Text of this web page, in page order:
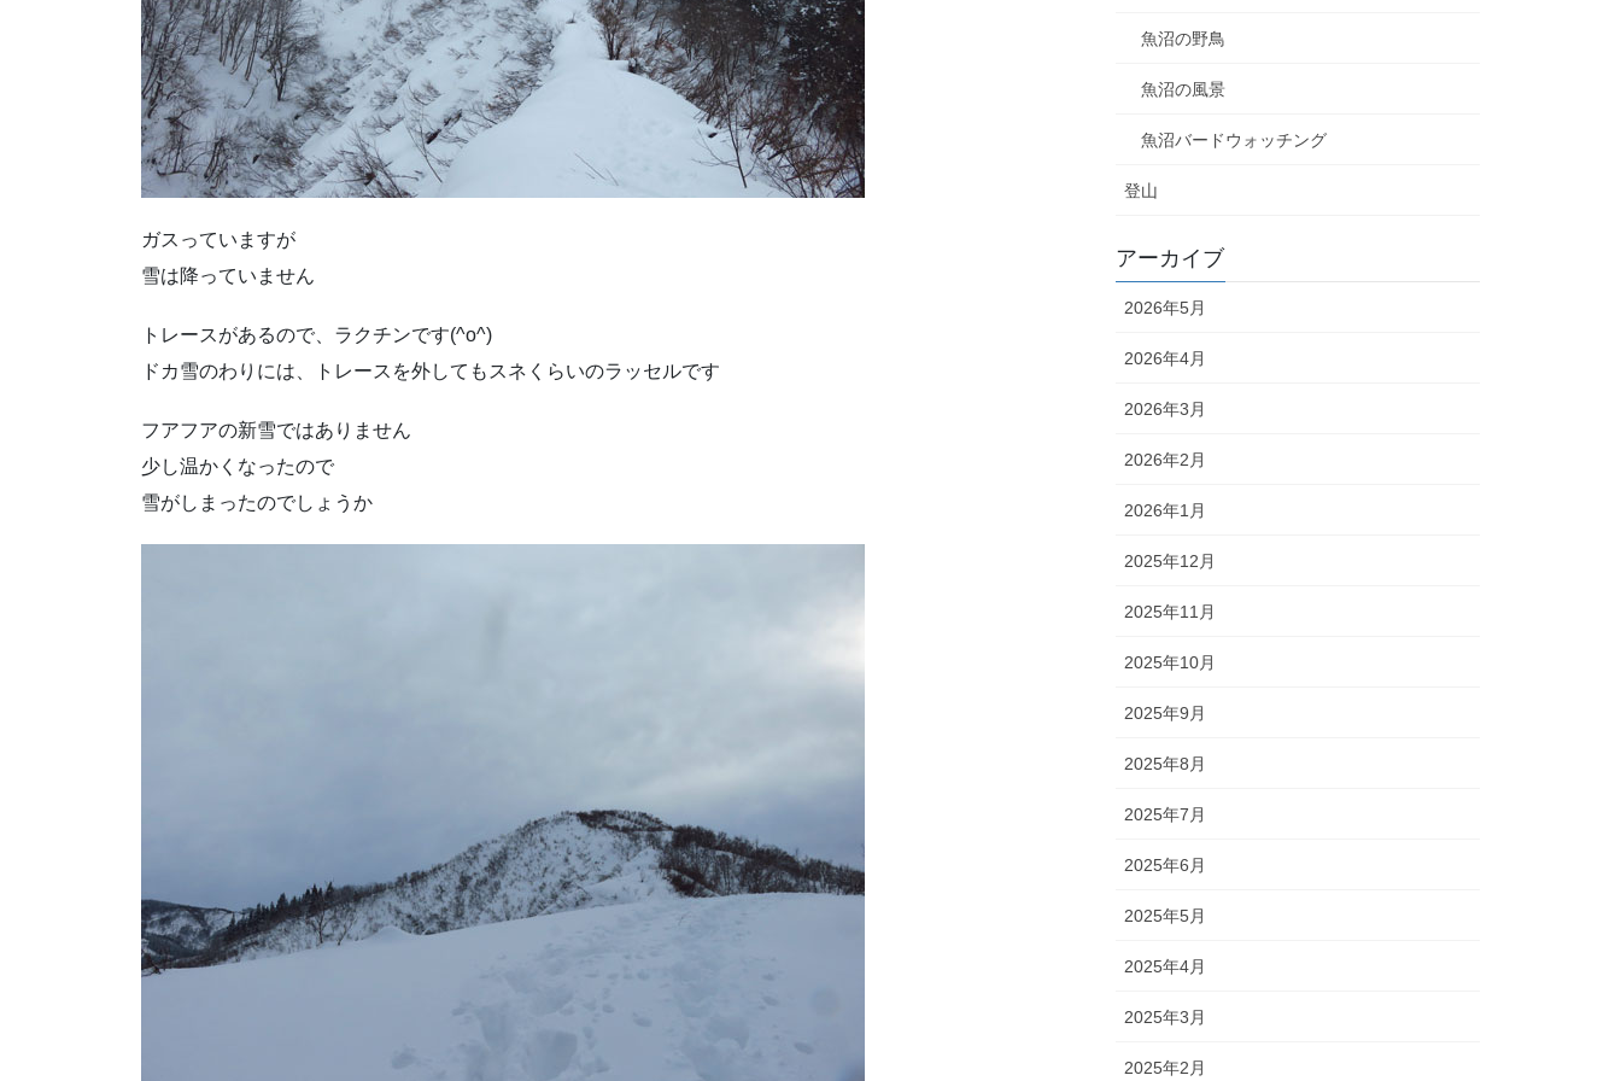
ガスっていますが
雪は降っていません
トレースがあるので、ラクチンです(^o^)
ドカ雪のわりには、トレースを外してもスネくらいのラッセルです
フアフアの新雪ではありません
少し温かくなったので
雪がしまったのでしょうか
魚沼の野鳥
魚沼の風景
魚沼バードウォッチング
登山
アーカイブ
2026年5月
2026年4月
2026年3月
2026年2月
2026年1月
2025年12月
2025年11月
2025年10月
2025年9月
2025年8月
2025年7月
2025年6月
2025年5月
2025年4月
2025年3月
2025年2月